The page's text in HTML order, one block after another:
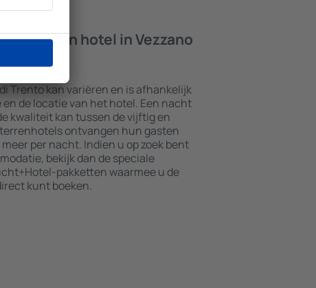
in een hotel in Vezzano
Trento kan variëren en is afhankelijk
de locatie van het hotel. Een nacht
kwaliteit kan tussen de vijftig en
ontvangen hun gasten
per nacht. Indien u op zoek bent
bekijk dan de speciale
pakketten waarmee u de
kunt boeken.